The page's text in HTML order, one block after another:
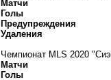
Матчи
Голы
Предупреждения
Удаления
Чемпионат MLS 2020
Матчи
Голы